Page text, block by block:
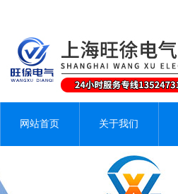
网站首页 关于我们